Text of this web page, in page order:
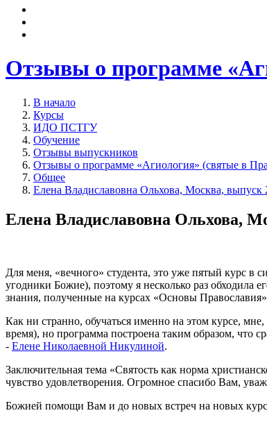
Отзывы о программе
В начало
Курсы
ИДО ПСТГУ
Обучение
Отзывы выпускников
Отзывы о программе «Агиология» (святые в
Общее
Елена Владиславовна Ольхова, Москва, выпуск
Елена Владиславовна Ольхова,
Для меня, «вечного» студента, это уже пятый курс
угодники Божие), поэтому я несколько раз обходила
знания, полученные на курсах «Основы
Как ни странно, обучаться именно на этом курсе,
время), но программа построена таким образом, что
- Елене Николаевной Никулиной.
Заключительная тема «Святость как норма
чувство удовлетворения. Огромное спасибо Вам,
Божией помощи Вам и до новых встреч на новых